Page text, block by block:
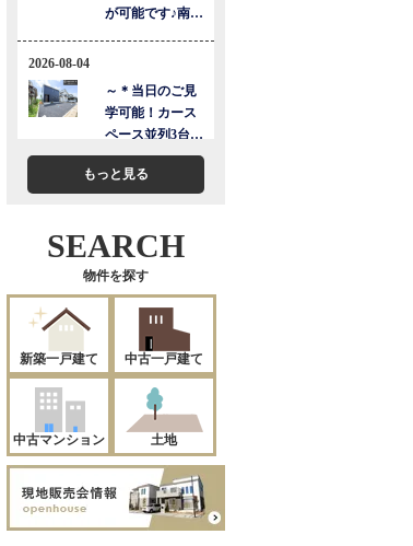
もっと見る
SEARCH
物件を探す
新築一戸建て 中古一戸建て
中古マンション 土地